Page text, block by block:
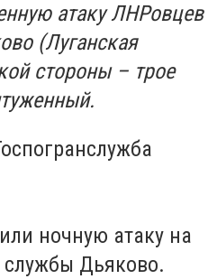
атаку ЛНРовцев
(Луганская
стороны – трое
ночную атаку на
службы Дьяково.